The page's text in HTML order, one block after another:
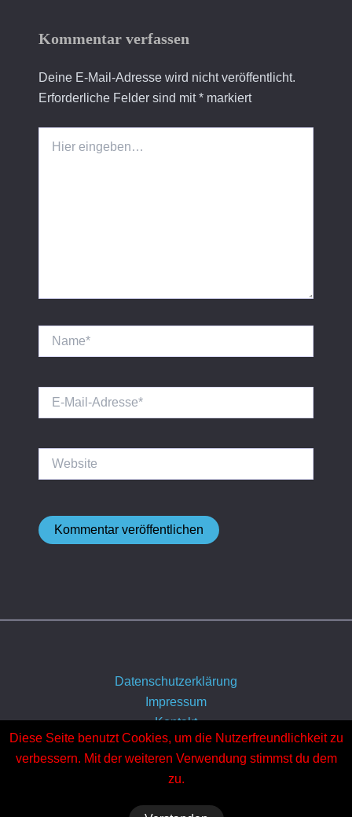
Kommentar verfassen
Deine E-Mail-Adresse wird nicht veröffentlicht.
Erforderliche Felder sind mit*markiert
eingeben…
Mail-
Datenschutzerklärung
Impressum
Kontakt
Über uns
Diese Seite benutzt Cookies, um die Nutzerfreundlichkeit zu
verbessern. Mit der weiteren Verwendung stimmst du dem
zu.